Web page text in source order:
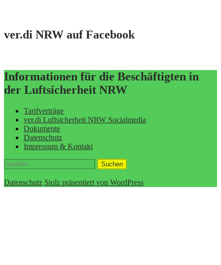
ver.di NRW auf Facebook
Informationen für die Beschäftigten in
der Luftsicherheit NRW
Tarifverträge
ver.di Luftsicherheit NRW Socialmedia
Dokumente
Datenschutz
Impressum & Kontakt
Suchen
nach:
Datenschutz Stolz präsentiert von WordPress